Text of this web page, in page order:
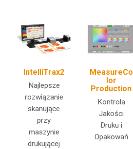
IntelliTrax2
Najlepsze
rozwiązanie
skanujące
przy
maszynie
drukującej
MeasureCo
lor
Production
Kontrola
Jakości
Druku i
Opakowań